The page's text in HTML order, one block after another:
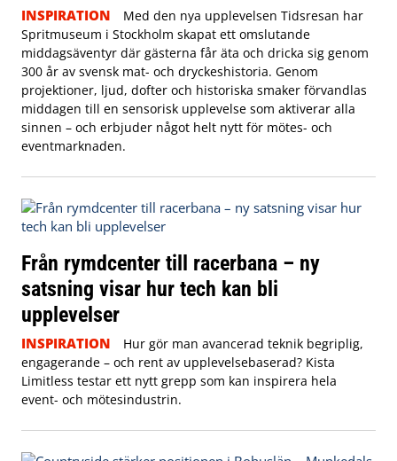
INSPIRATION
Med den nya upplevelsen Tidsresan har
Spritmuseum i Stockholm skapat ett omslutande
middagsäventyr där gästerna får äta och dricka sig genom
300 år av svensk mat- och dryckeshistoria. Genom
projektioner, ljud, dofter och historiska smaker förvandlas
middagen till en sensorisk upplevelse som aktiverar alla
sinnen – och erbjuder något helt nytt för mötes- och
eventmarknaden.
Från rymdcenter till racerbana – ny
satsning visar hur tech kan bli
upplevelser
INSPIRATION
Hur gör man avancerad teknik begriplig,
engagerande – och rent av upplevelsebaserad? Kista
Limitless testar ett nytt grepp som kan inspirera hela
event- och mötesindustrin.